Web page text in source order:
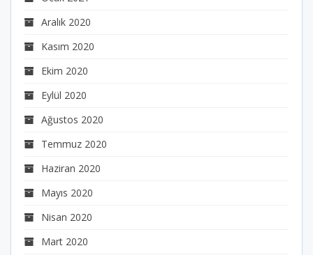
Aralık 2020
Kasım 2020
Ekim 2020
Eylül 2020
Ağustos 2020
Temmuz 2020
Haziran 2020
Mayıs 2020
Nisan 2020
Mart 2020